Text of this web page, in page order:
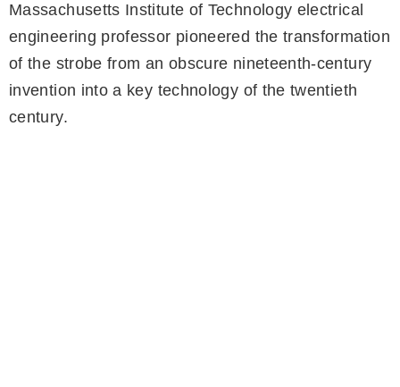
Massachusetts Institute of Technology electrical
engineering professor pioneered the transformation
of the strobe from an obscure nineteenth-century
invention into a key technology of the twentieth
century.